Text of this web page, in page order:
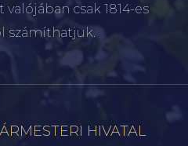
csak 1814-es
számíthatjuk.
HIVATAL